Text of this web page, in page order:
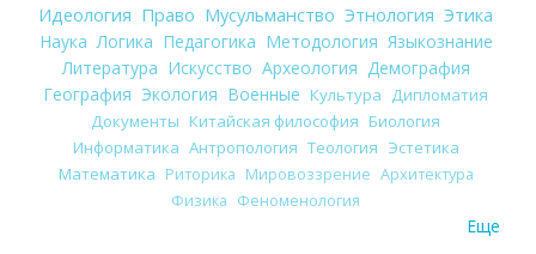
Идеология Право Мусульманство Этнология Этика
Наука Логика Педагогика Методология Языкознание
Литература Искусство Археология Демография
География Экология Военные Культура
Дипломатия
Документы Китайская философия Биология
Информатика Антропология Теология Эстетика
Математика Риторика Мировоззрение Архитектура
Физика Феноменология
Еще